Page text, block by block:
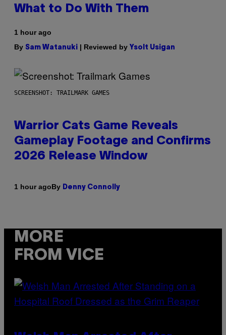
What to Do With Them
1 hour ago
By Sam Watanuki | Reviewed by Ysolt Usigan
SCREENSHOT: TRAILMARK GAMES
Warrior Cats Game Reveals
Gameplay Footage and Confirms
2026 Release Window
1 hour agoBy Denny Connolly
MORE
FROM VICE